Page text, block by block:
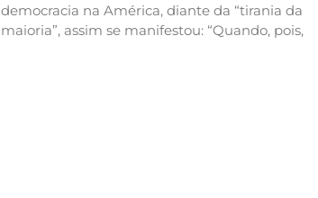
democracia na América, diante da “tirania da
maioria”, assim se manifestou: “Quando, pois,